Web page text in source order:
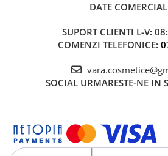
DATE
SUPORT CLIENTI L-V:
COMENZI TELEFONICE:
SOCIAL URMARESTE-NE IN